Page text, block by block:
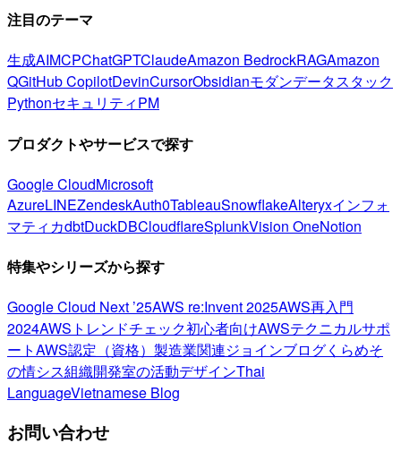
注目のテーマ
生成AIMCPChatGPTClaudeAmazon BedrockRAGAmazon
QGitHub CopilotDevinCursorObsidianモダンデータスタック
PythonセキュリティPM
プロダクトやサービスで探す
Google CloudMicrosoft
AzureLINEZendeskAuth0TableauSnowflakeAlteryxインフォ
マティカdbtDuckDBCloudflareSplunkVision OneNotion
特集やシリーズから探す
Google Cloud Next ’25AWS re:Invent 2025AWS再入門
2024AWSトレンドチェック初心者向けAWSテクニカルサポ
ートAWS認定（資格） 製造業関連ジョインブログくらめそ
の情シス組織開発室の活動デザインThai
LanguageVietnamese Blog
お問い合わせ